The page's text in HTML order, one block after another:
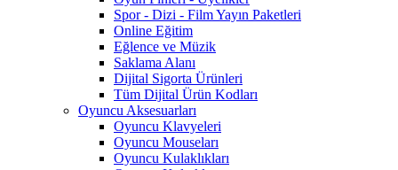
Spor - Dizi - Film Yayın Paketleri
Online Eğitim
Eğlence ve Müzik
Saklama Alanı
Dijital Sigorta Ürünleri
Tüm Dijital Ürün Kodları
Oyuncu Aksesuarları
Oyuncu Klavyeleri
Oyuncu Mouseları
Oyuncu Kulaklıkları